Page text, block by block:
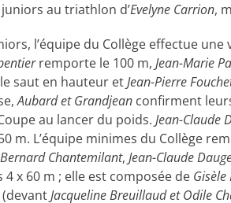
au triathlon d’Evelyne Carrion,
l’équipe du Collège effectue une
remporte le 100 m, Jean-Marie
le saut en hauteur etJean-Pierre
Aubard et Grandjean confirment
au lancer du poids. Jean-Claude
m. L’équipe minimes du Collège
Bernard Chantemilant, Jean-Claude
x 60 m ; elle est composée de
Jacqueline Breuillaud et Odile